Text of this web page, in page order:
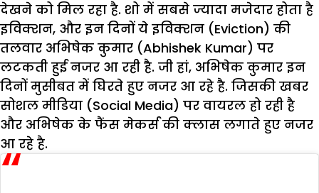
देखने को मिल रहा है. शो में सबसे ज्यादा मजेदार होता है
इविक्शन, और इन दिनों ये इविक्शन (Eviction) की
तलवार अभिषेक कुमार (Abhishek Kumar) पर
लटकती हुई नजर आ रही है. जी हां, अभिषेक कुमार इन
दिनों मुसीबत में घिरते हुए नजर आ रहे है. जिसकी खबर
सोशल मीडिया (Social Media) पर वायरल हो रही है
और अभिषेक के फैंस मेकर्स की क्लास लगाते हुए नजर
आ रहे है.